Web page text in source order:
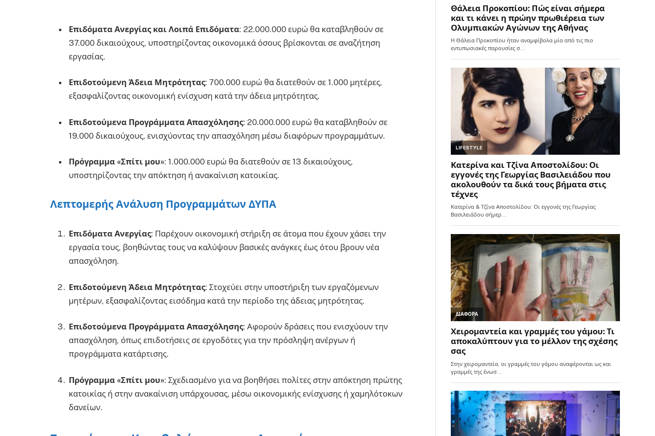
Επιδόματα Ανεργίας και Λοιπά Επιδόματα: 22.000.000 ευρώ θα καταβληθούν σε
37.000 δικαιούχους, υποστηρίζοντας οικονομικά όσους βρίσκονται σε αναζήτηση
εργασίας.
Επιδοτούμενη Άδεια Μητρότητας: 700.000 ευρώ θα διατεθούν σε 1.000 μητέρες,
εξασφαλίζοντας οικονομική ενίσχυση κατά την άδεια μητρότητας.
Επιδοτούμενα Προγράμματα Απασχόλησης: 20.000.000 ευρώ θα καταβληθούν σε
19.000 δικαιούχους, ενισχύοντας την απασχόληση μέσω διαφόρων προγραμμάτων.
Πρόγραμμα «Σπίτι μου»: 1.000.000 ευρώ θα διατεθούν σε 13 δικαιούχους,
υποστηρίζοντας την απόκτηση ή ανακαίνιση κατοικίας.
Λεπτομερής Ανάλυση Προγραμμάτων ΔΥΠΑ
Επιδόματα Ανεργίας: Παρέχουν οικονομική στήριξη σε άτομα που έχουν χάσει την
εργασία τους, βοηθώντας τους να καλύψουν βασικές ανάγκες έως ότου βρουν νέα
απασχόληση.
Επιδοτούμενη Άδεια Μητρότητας: Στοχεύει στην υποστήριξη των εργαζόμενων
μητέρων, εξασφαλίζοντας εισόδημα κατά την περίοδο της άδειας μητρότητας.
Επιδοτούμενα Προγράμματα Απασχόλησης: Αφορούν δράσεις που ενισχύουν την
απασχόληση, όπως επιδοτήσεις σε εργοδότες για την πρόσληψη ανέργων ή
προγράμματα κατάρτισης.
Πρόγραμμα «Σπίτι μου»: Σχεδιασμένο για να βοηθήσει πολίτες στην απόκτηση πρώτης
κατοικίας ή στην ανακαίνιση υπάρχουσας, μέσω οικονομικής ενίσχυσης ή χαμηλότοκων
δανείων.